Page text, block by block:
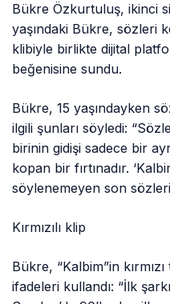
Bükre Özkurtuluş, ikinci
yaşındaki Bükre, sözleri
klibiyle birlikte dijital
beğenisine sundu.
Bükre, 15 yaşındayken
ilgili şunları söyledi:
birinin gidişi sadece bir
kopan bir fırtınadır.
söylenemeyen son
Kırmızılı klip
Bükre, “Kalbim”in
ifadeleri kullandı: “İlk